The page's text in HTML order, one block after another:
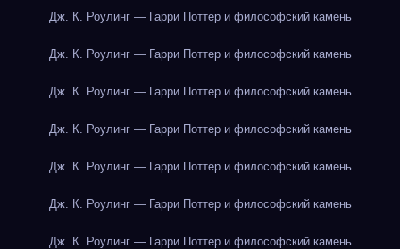
Дж. К. Роулинг — Гарри Поттер и философский камень
Дж. К. Роулинг — Гарри Поттер и философский камень
Дж. К. Роулинг — Гарри Поттер и философский камень
Дж. К. Роулинг — Гарри Поттер и философский камень
Дж. К. Роулинг — Гарри Поттер и философский камень
Дж. К. Роулинг — Гарри Поттер и философский камень
Дж. К. Роулинг — Гарри Поттер и философский камень